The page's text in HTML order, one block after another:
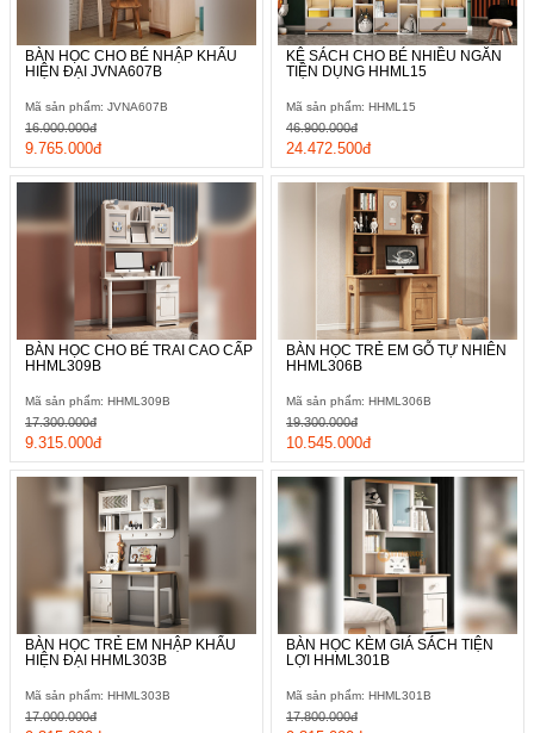
BÀN HỌC CHO BÉ NHẬP KHẨU
HIỆN ĐẠI JVNA607B
Mã sản phẩm: JVNA607B
9.765.000đ
16.000.000đ
KỆ SÁCH CHO BÉ NHIỀU NGĂN
TIỆN DỤNG HHML15
Mã sản phẩm: HHML15
24.472.500đ
46.900.000đ
BÀN HỌC CHO BÉ TRAI CAO CẤP
HHML309B
Mã sản phẩm: HHML309B
9.315.000đ
17.300.000đ
BÀN HỌC TRẺ EM GỖ TỰ NHIÊN
HHML306B
Mã sản phẩm: HHML306B
10.545.000đ
19.300.000đ
BÀN HỌC TRẺ EM NHẬP KHẨU
HIỆN ĐẠI HHML303B
Mã sản phẩm: HHML303B
17.000.000đ
BÀN HỌC KÈM GIÁ SÁCH TIỆN
LỢI HHML301B
Mã sản phẩm: HHML301B
17.800.000đ